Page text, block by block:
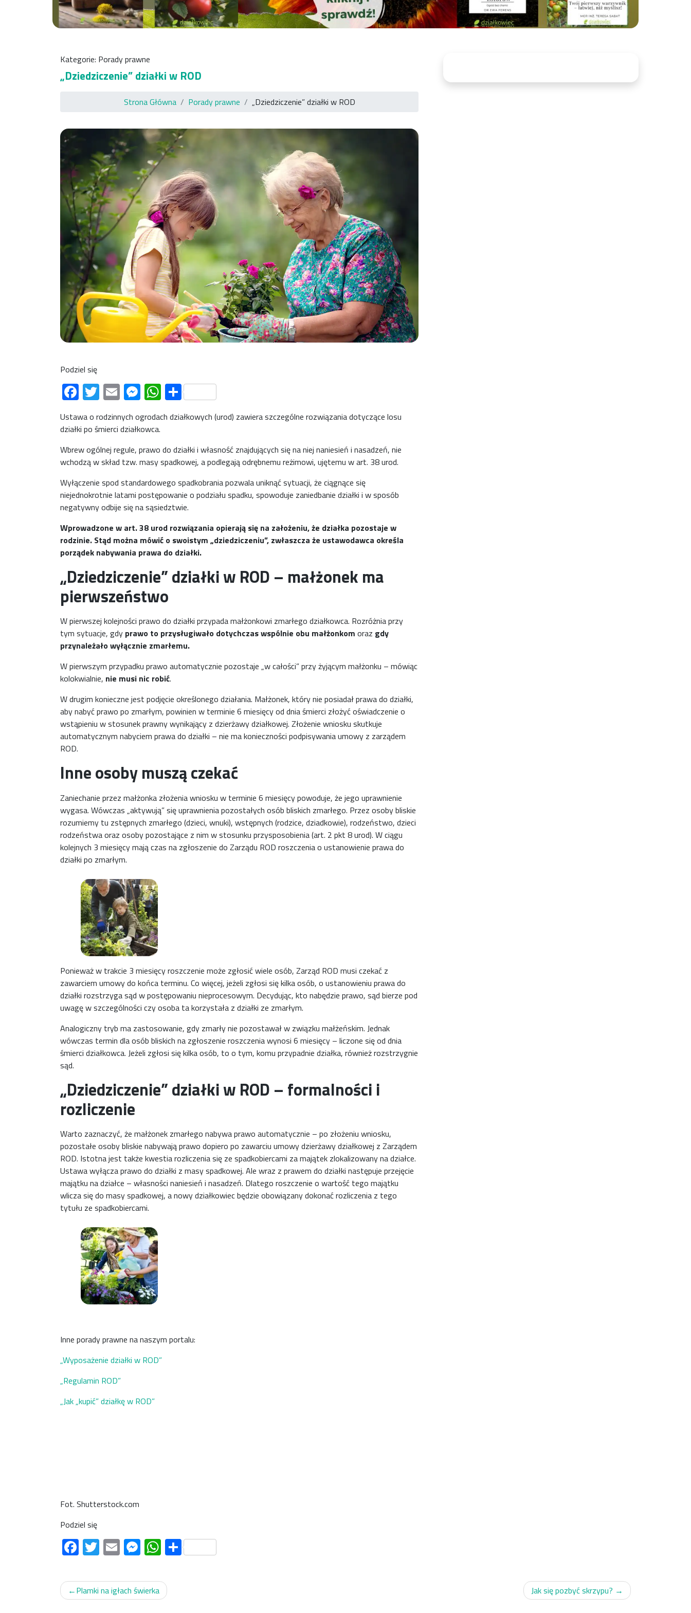
Kategorie: Porady prawne
„Dziedziczenie” działki w ROD
Strona Główna Porady prawne „Dziedziczenie” działki w ROD
Podziel się
Facebook
Twitter
EmailMessenger
WhatsApp
Share
Ustawa o rodzinnych ogrodach działkowych (urod) zawiera szczególne rozwiązania dotyczące losu
działki po śmierci działkowca.
Wbrew ogólnej regule, prawo do działki i własność znajdujących się na niej naniesień i nasadzeń, nie
wchodzą w skład tzw. masy spadkowej, a podlegają odrębnemu reżimowi, ujętemu w art. 38 urod.
Wyłączenie spod standardowego spadkobrania pozwala uniknąć sytuacji, że ciągnące się
niejednokrotnie latami postępowanie o podziału spadku, spowoduje zaniedbanie działki i w sposób
negatywny odbije się na sąsiedztwie.
Wprowadzone w art. 38 urod rozwiązania opierają się na założeniu, że działka pozostaje w
rodzinie. Stąd można mówić o swoistym „dziedziczeniu”, zwłaszcza że ustawodawca określa
porządek nabywania prawa do działki.
„Dziedziczenie” działki w ROD – małżonek ma
pierwszeństwo
W pierwszej kolejności prawo do działki przypada małżonkowi zmarłego działkowca. Rozróżnia przy
tym sytuacje, gdy prawo to przysługiwało dotychczas wspólnie obu małżonkom oraz gdy
przynależało wyłącznie zmarłemu.
W pierwszym przypadku prawo automatycznie pozostaje „w całości” przy żyjącym małżonku – mówiąc
kolokwialnie, nie musi nic robić.
W drugim konieczne jest podjęcie określonego działania. Małżonek, który nie posiadał prawa do działki,
aby nabyć prawo po zmarłym, powinien w terminie 6 miesięcy od dnia śmierci złożyć oświadczenie o
wstąpieniu w stosunek prawny wynikający z dzierżawy działkowej. Złożenie wniosku skutkuje
automatycznym nabyciem prawa do działki – nie ma konieczności podpisywania umowy z zarządem
ROD.
Inne osoby muszą czekać
Zaniechanie przez małżonka złożenia wniosku w terminie 6 miesięcy powoduje, że jego uprawnienie
wygasa. Wówczas „aktywują” się uprawnienia pozostałych osób bliskich zmarłego. Przez osoby bliskie
rozumiemy tu zstępnych zmarłego (dzieci, wnuki), wstępnych (rodzice, dziadkowie), rodzeństwo, dzieci
rodzeństwa oraz osoby pozostające z nim w stosunku przysposobienia (art. 2 pkt 8 urod). W ciągu
kolejnych 3 miesięcy mają czas na zgłoszenie do Zarządu ROD roszczenia o ustanowienie prawa do
działki po zmarłym.
Ponieważ w trakcie 3 miesięcy roszczenie może zgłosić wiele osób, Zarząd ROD musi czekać z
zawarciem umowy do końca terminu. Co więcej, jeżeli zgłosi się kilka osób, o ustanowieniu prawa do
działki rozstrzyga sąd w postępowaniu nieprocesowym. Decydując, kto nabędzie prawo, sąd bierze pod
uwagę w szczególności czy osoba ta korzystała z działki ze zmarłym.
Analogiczny tryb ma zastosowanie, gdy zmarły nie pozostawał w związku małżeńskim. Jednak
wówczas termin dla osób bliskich na zgłoszenie roszczenia wynosi 6 miesięcy – liczone się od dnia
śmierci działkowca. Jeżeli zgłosi się kilka osób, to o tym, komu przypadnie działka, również rozstrzygnie
sąd.
„Dziedziczenie” działki w ROD – formalności i
rozliczenie
Warto zaznaczyć, że małżonek zmarłego nabywa prawo automatycznie – po złożeniu wniosku,
pozostałe osoby bliskie nabywają prawo dopiero po zawarciu umowy dzierżawy działkowej z Zarządem
ROD. Istotna jest także kwestia rozliczenia się ze spadkobiercami za majątek zlokalizowany na działce.
Ustawa wyłącza prawo do działki z masy spadkowej. Ale wraz z prawem do działki następuje przejęcie
majątku na działce – własności naniesień i nasadzeń. Dlatego roszczenie o wartość tego majątku
wlicza się do masy spadkowej, a nowy działkowiec będzie obowiązany dokonać rozliczenia z tego
tytułu ze spadkobiercami.
Inne porady prawne na naszym portalu:
„Wyposażenie działki w ROD”
„Regulamin ROD”
„Jak „kupić” działkę w ROD”
Fot. Shutterstock.com
Podziel się
Facebook
Twitter
EmailMessenger
WhatsApp
Share
Nawigacja
Plamki na igłach świerka Jak się pozbyć skrzypu?